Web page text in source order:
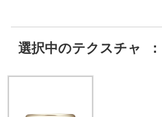
選択中のテクスチャ ：